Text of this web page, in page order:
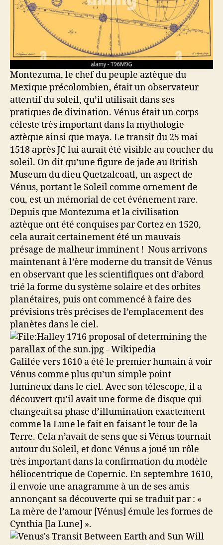
Montezuma, le chef du peuple aztèque du
Mexique précolombien, était un observateur
attentif du soleil, qu’il utilisait dans ses
pratiques de divination. Vénus était un corps
céleste très important dans la mythologie
aztèque ainsi que maya. Le transit du 25 mai
1518 après JC lui aurait été visible au coucher du
soleil. On dit qu’une figure de jade au British
Museum du dieu Quetzalcoatl, un aspect de
Vénus, portant le Soleil comme ornement de
cou, est un mémorial de cet événement rare.
Depuis que Montezuma et la civilisation
aztèque ont été conquises par Cortez en 1520,
cela aurait certainement été un mauvais
présage de malheur imminent ! Nous arrivons
maintenant à l’ère moderne du transit de Vénus
en observant que les scientifiques ont d’abord
trié la forme du système solaire et des orbites
planétaires, puis ont commencé à faire des
prévisions très précises de l’emplacement des
planètes dans le ciel.
Galilée vers 1610 a été le premier humain à voir
Vénus comme plus qu’un simple point
lumineux dans le ciel. Avec son télescope, il a
découvert qu’il avait une forme de disque qui
changeait sa phase d’illumination exactement
comme la Lune le fait en faisant le tour de la
Terre. Cela n’avait de sens que si Vénus tournait
autour du Soleil, et donc Vénus a joué un rôle
très important dans la confirmation du modèle
héliocentrique de Copernic. En septembre 1610,
il envoie une anagramme à un de ses amis
annonçant sa découverte qui se traduit par : «
La mère de l’amour [Vénus] émule les formes de
Cynthia [la Lune] ».